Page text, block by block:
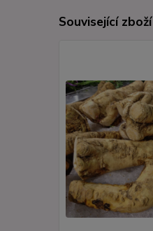
Související zboží